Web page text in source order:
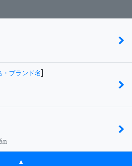
・ブランド名]
▲